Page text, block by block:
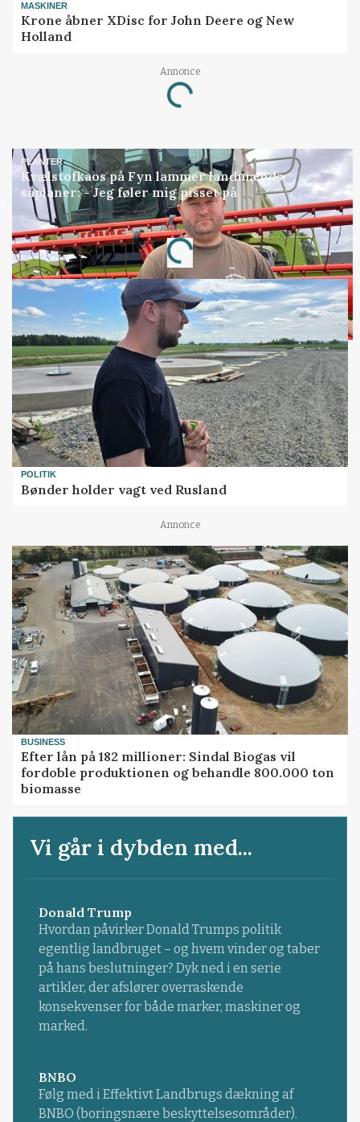
MASKINER
Krone åbner XDisc for John Deere og New
Holland
Annonce
Loading...
PLANTER
Kvælstofkaos på Fyn lammer landmænds
såplaner: - Jeg føler mig pisset på
Annonce
Loading...
POLITIK
Bønder holder vagt ved Rusland
Annonce
BUSINESS
Efter lån på 182 millioner: Sindal Biogas vil
fordoble produktionen og behandle 800.000 ton
biomasse
Vi går i dybden med...
Donald Trump
Hvordan påvirker Donald Trumps politik
egentlig landbruget – og hvem vinder og taber
på hans beslutninger? Dyk ned i en serie
artikler, der afslører overraskende
konsekvenser for både marker, maskiner og
marked.
BNBO
Følg med i Effektivt Landbrugs dækning af
BNBO (boringsnære beskyttelsesområder).